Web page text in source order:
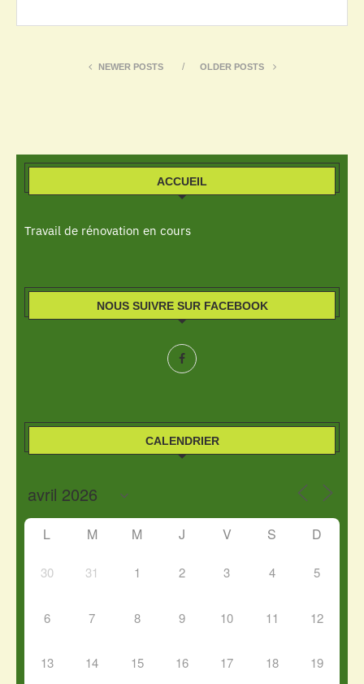
NEWER POSTS OLDER POSTS
ACCUEIL
Travail de rénovation en cours
NOUS SUIVRE SUR FACEBOOK
CALENDRIER
L M M J V S D
30 31 1 2 3 4 5
6 7 8 9 10 11 12
13 14 15 16 17 18 19